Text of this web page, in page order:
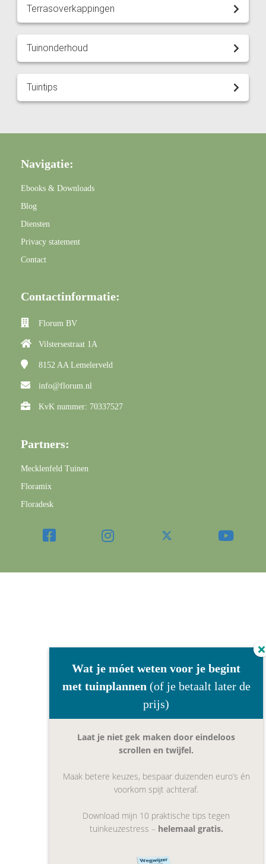
Terrasoverkappingen
Tuinonderhoud
Tuintips
Navigatie:
Ebooks & Downloads
Blog
Diensten
Privacy statement
Contact
Contactinformatie:
Florum BV
Vilstersestraat 1A
8152 AA Lemelerveld
info@florum.nl
KvK nummer: 70337527
Partners:
Mecklenfeld Tuinen
Floramix
Floradesk
Wat je móet weten voor je begint
met tuinplannen (of je betaalt later de
prijs)
Laat je niet gek maken door eindeloos
scrollen en twijfel.
Maak betere keuzes, bespaar duizenden euro’s én
voorkom spijt achteraf.
Download mijn 10 praktische tips tegen
tuinkeuzestress – helemaal gratis.